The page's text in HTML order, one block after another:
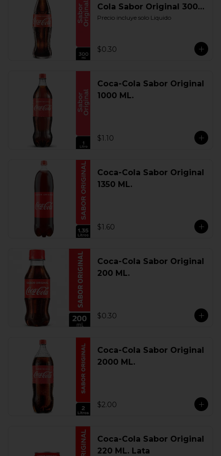
Cola Sabor Original 300
ML. Retornable
Precio incluye solo Liquido
$0.30
Coca-Cola Sabor Original
1000 ML.
$1.10
Coca-Cola Sabor Original
1350 ML.
$1.60
Coca-Cola Sabor Original
200 ML.
$0.30
Coca-Cola Sabor Original
2000 ML.
$2.00
Coca-Cola Sabor Original
220 ML. Lata